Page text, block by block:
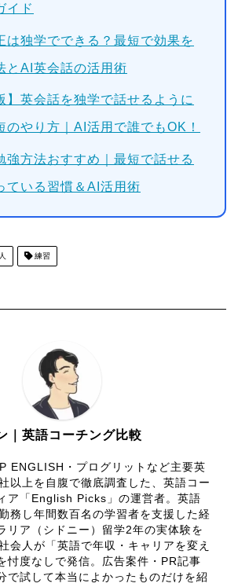
イド
は独学でできる？最短で効果を
とAI英会話の活用術
】英会話を独学で話せるように
のやり方｜AI活用で誰でもOK！
強方法おすすめ｜最短で話せる
ている習慣＆AI活用術
練習
｜英語コーチング比較
ENGLISH・プログリットなど主要英
以上を自腹で徹底調査した、英語コー
ア「English Picks」の運営者。英語
務し年間数百名の学習者を支援した経
リア（シドニー）留学2年の実体験を
会人が「英語で年収・キャリアを変え
忖度なしで発信。広告案件・PR記事
で試して本当によかったものだけを紹